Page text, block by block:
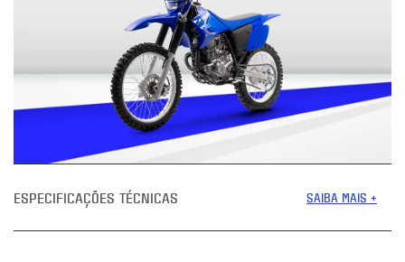
ESPECIFICAÇÕES TÉCNICAS SAIBA MAIS +